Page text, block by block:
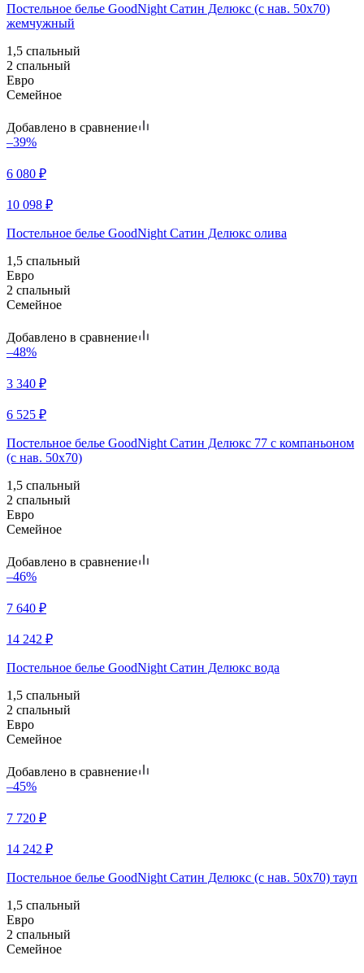
Постельное белье GoodNight Сатин Делюкс (с нав. 50х70)
жемчужный
1,5 спальный
2 спальный
Евро
Семейное
Добавлено в сравнение
–39%
6 080 ₽
10 098 ₽
Постельное белье GoodNight Сатин Делюкс олива
1,5 спальный
Евро
2 спальный
Семейное
Добавлено в сравнение
–48%
3 340 ₽
6 525 ₽
Постельное белье GoodNight Сатин Делюкс 77 с компаньоном
(с нав. 50х70)
1,5 спальный
2 спальный
Евро
Семейное
Добавлено в сравнение
–46%
7 640 ₽
14 242 ₽
Постельное белье GoodNight Сатин Делюкс вода
1,5 спальный
2 спальный
Евро
Семейное
Добавлено в сравнение
–45%
7 720 ₽
14 242 ₽
Постельное белье GoodNight Сатин Делюкс (с нав. 50х70) тауп
1,5 спальный
Евро
2 спальный
Семейное